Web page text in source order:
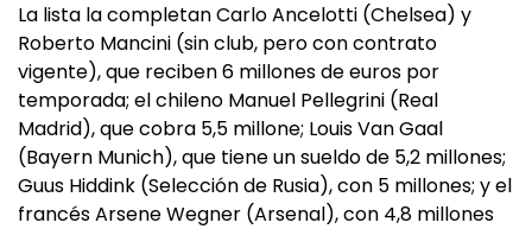
La lista la completan Carlo Ancelotti (Chelsea) y
Roberto Mancini (sin club, pero con contrato
vigente), que reciben 6 millones de euros por
temporada; el chileno Manuel Pellegrini (Real
Madrid), que cobra 5,5 millone; Louis Van Gaal
(Bayern Munich), que tiene un sueldo de 5,2 millones;
Guus Hiddink (Selección de Rusia), con 5 millones; y el
francés Arsene Wegner (Arsenal), con 4,8 millones